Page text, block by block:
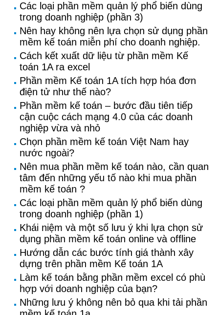
Các loại phần mềm quản lý phổ biến dùng
trong doanh nghiệp (phần 3)
Nên hay không nên lựa chọn sử dụng phần
mềm kế toán miễn phí cho doanh nghiệp.
Cách kết xuất dữ liệu từ phần mềm Kế
toán 1A ra excel
Phần mềm Kế toán 1A tích hợp hóa đơn
điện tử như thế nào?
Phần mềm kế toán – bước đầu tiên tiếp
cận cuộc cách mạng 4.0 của các doanh
nghiệp vừa và nhỏ
Chọn phần mềm kế toán Việt Nam hay
nước ngoài?
Nên mua phần mềm kế toán nào, cần quan
tâm đến những yếu tố nào khi mua phần
mềm kế toán ?
Các loại phần mềm quản lý phổ biến dùng
trong doanh nghiệp (phần 1)
Khái niệm và một số lưu ý khi lựa chọn sử
dụng phần mềm kế toán online và offline
Hướng dẫn các bước tính giá thành xây
dựng trên phần mềm Kế toán 1A
Làm kế toán bằng phần mềm excel có phù
hợp với doanh nghiệp của bạn?
Những lưu ý không nên bỏ qua khi tải phần